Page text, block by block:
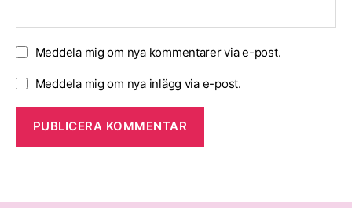
Meddela mig om nya kommentarer via e-post.
Meddela mig om nya inlägg via e-post.